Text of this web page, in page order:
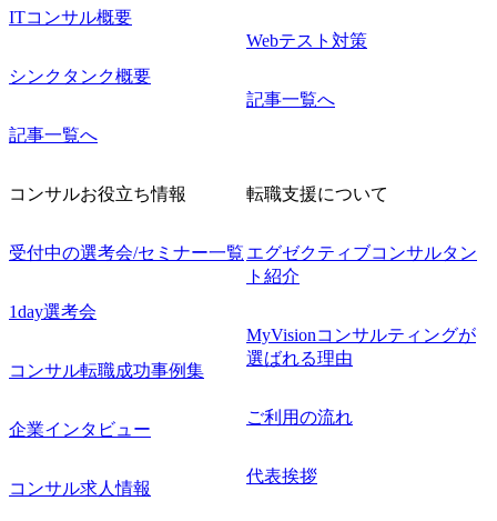
ITコンサル概要
シンクタンク概要
記事一覧へ
Webテスト対策
記事一覧へ
コンサルお役立ち情報
受付中の選考会/セミナー一覧
1day選考会
コンサル転職成功事例集
企業インタビュー
コンサル求人情報
転職支援について
エグゼクティブコンサルタン
ト紹介
MyVisionコンサルティングが
選ばれる理由
ご利用の流れ
代表挨拶